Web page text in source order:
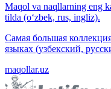
Maqol va naqllarning eng
tilda (o‘zbek, rus, ingliz).
Самая большая
языках (узбекский,
maqollar.uz